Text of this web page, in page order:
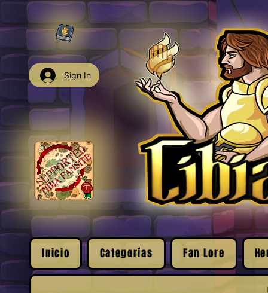
Sign In
Inicio Categorías Fan Lore